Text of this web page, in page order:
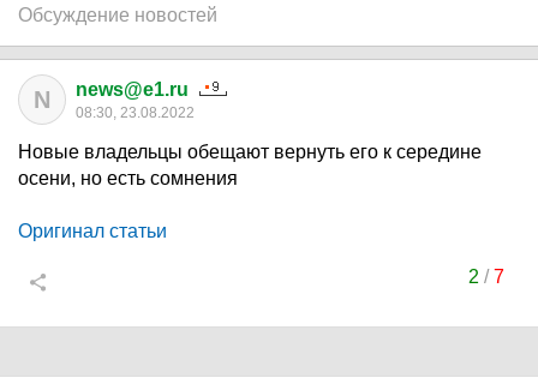
Обсуждение новостей
N news@e1.ru
08:30, 23.08.2022
Новые владельцы обещают вернуть его к середине
осени, но есть сомнения
Оригинал статьи
2 /7